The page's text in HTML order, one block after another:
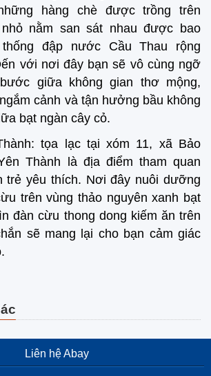
hàng chè được trồng trên
nằm san sát nhau được bao
đập nước Cầu Thau rộng
với nơi đây bạn sẽ vô cùng ngỡ
giữa không gian thơ mộng,
cảnh và tận hưởng bầu không
bạt ngàn cây cỏ.
tọa lạc tại xóm 11, xã Bảo
Thành là địa điểm tham quan
trẻ yêu thích. Nơi đây nuôi dưỡng
trên vùng thảo nguyên xanh bạt
đàn cừu thong dong kiếm ăn trên
sẽ mang lại cho bạn cảm giác
Liên hệ Abay